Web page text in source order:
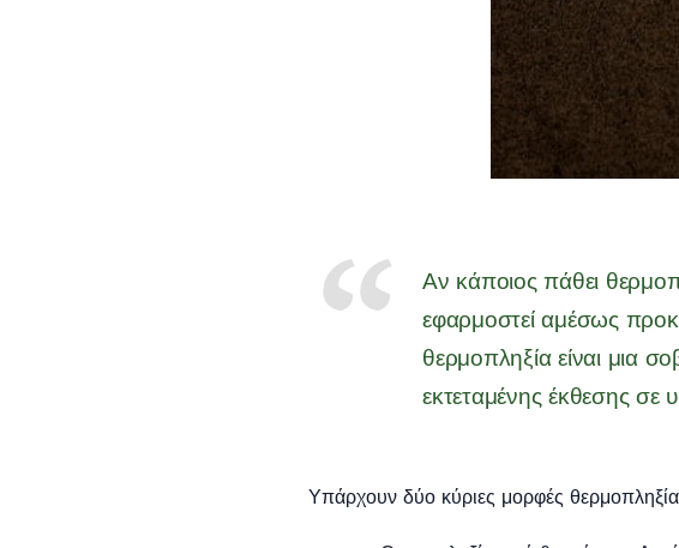
Αν κάποιος πάθει
εφαρμοστεί αμέσως
θερμοπληξία είναι μια
εκτεταμένης έκθεσης σε
Υπάρχουν δύο κύριες μορφές